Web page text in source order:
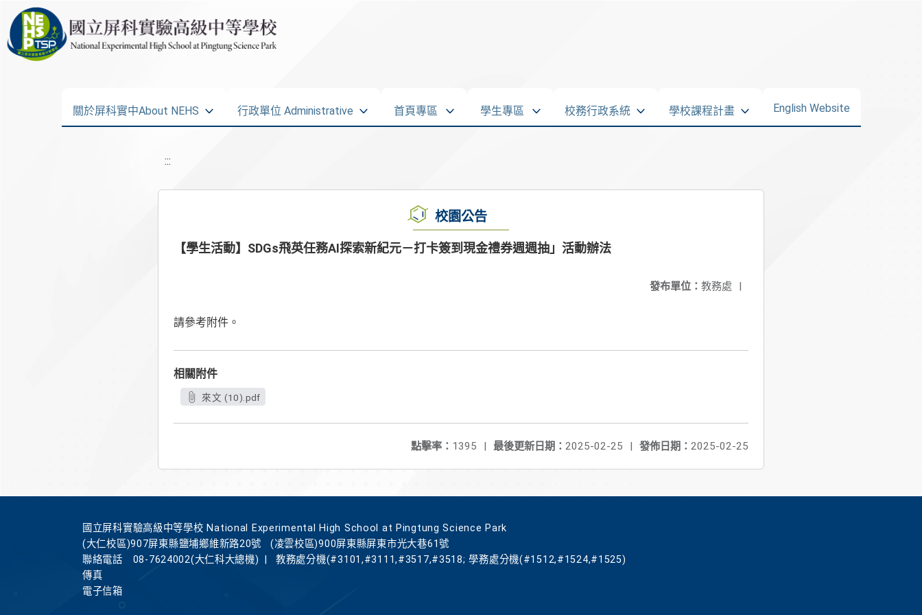
關於屏科實中About NEHS 行政單位 Administrative 首頁專區 學生專區 校務行政系統 學校課程計畫 English Website
:::
校園公告
【學生活動】SDGs飛英任務AI探索新紀元－打卡簽到現金禮券週週抽」活動辦法
發布單位： 教務處 |
請參考附件。
相關附件
來文 (10).pdf
發佈日期： 2025-02-25
最後更新日期： 2025-02-25 |
點擊率： 1395 |
國立屏科實驗高級中等學校 National Experimental High School at Pingtung Science Park
(大仁校區)907屏東縣鹽埔鄉維新路20號
(凌雲校區)900屏東縣屏東市光大巷61號
聯絡電話
08-7624002(大仁科大總機)
教務處分機(#3101,#3111,#3517,#3518; 學務處分機(#1512,#1524,#1525)
傳真
電子信箱